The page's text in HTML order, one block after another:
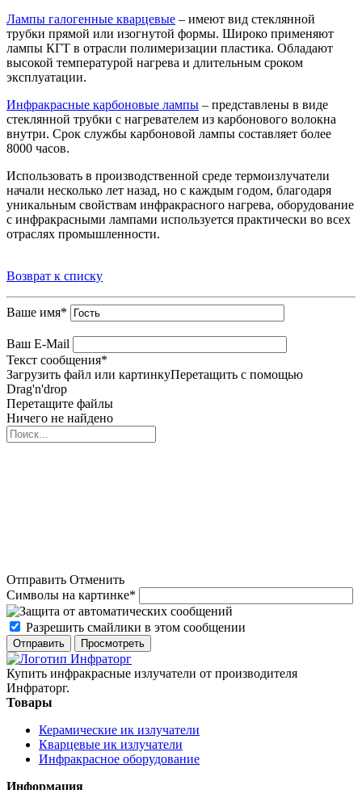
Лампы галогенные кварцевые – имеют вид стеклянной
трубки прямой или изогнутой формы. Широко применяют
лампы КГТ в отрасли полимеризации пластика. Обладают
высокой температурой нагрева и длительным сроком
эксплуатации.
Инфракрасные карбоновые лампы – представлены в виде
стеклянной трубки с нагревателем из карбонового волокна
внутри. Срок службы карбоновой лампы составляет более
8000 часов.
Использовать в производственной среде термоизлучатели
начали несколько лет назад, но с каждым годом, благодаря
уникальным свойствам инфракрасного нагрева, оборудование
с инфракрасными лампами используется практически во всех
отраслях промышленности.
Возврат к списку
Ваше имя*
Ваш E-Mail
Текст сообщения*
Загрузить файл или картинкуПеретащить с помощью
Drag'n'drop
Перетащите файлы
Ничего не найдено
Отправить Отменить
Символы на картинке*
Разрешить смайлики в этом сообщении
Купить инфракрасные излучатели от производителя
Инфраторг.
Товары
Керамические ик излучатели
Кварцевые ик излучатели
Инфракрасное оборудование
Информация